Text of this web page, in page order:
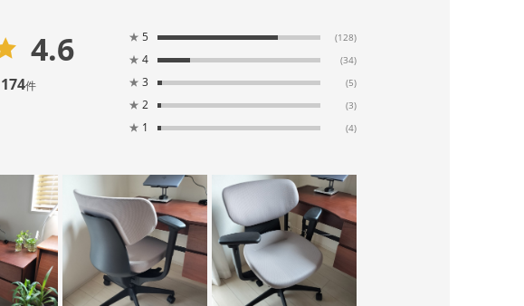
4.6
174件
★ 5 (128)
★ 4 (34)
★ 3 (5)
★ 2 (3)
★ 1 (4)